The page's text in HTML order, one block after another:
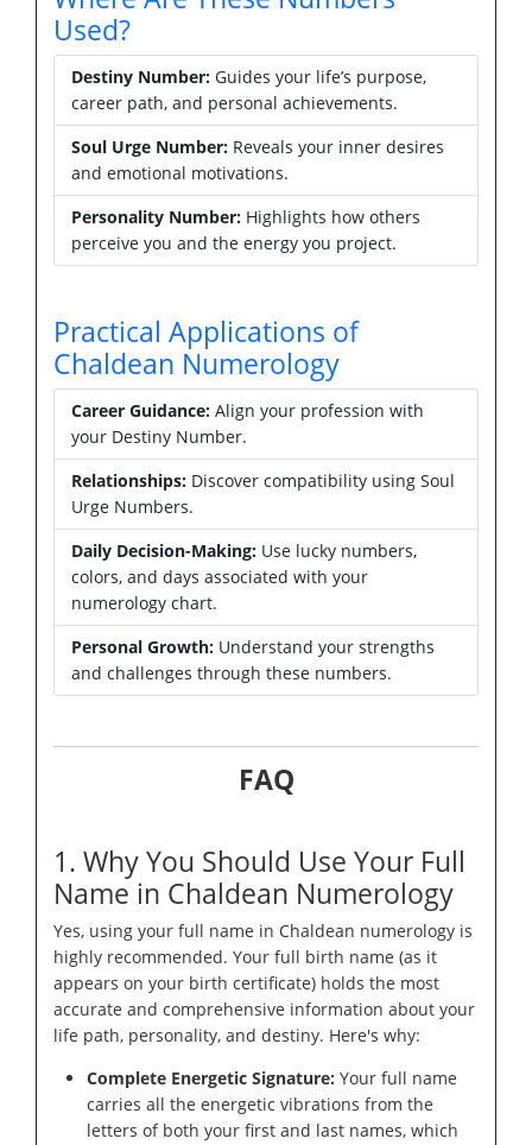
Used?
Destiny Number: Guides your life’s purpose,
career path, and personal achievements.
Soul Urge Number: Reveals your inner desires
and emotional motivations.
Personality Number: Highlights how others
perceive you and the energy you project.
Practical Applications of
Chaldean Numerology
Career Guidance: Align your profession with
your Destiny Number.
Relationships: Discover compatibility using Soul
Urge Numbers.
Daily Decision-Making: Use lucky numbers,
colors, and days associated with your
numerology chart.
Personal Growth: Understand your strengths
and challenges through these numbers.
FAQ
1. Why You Should Use Your Full
Name in Chaldean Numerology
Yes, using your full name in Chaldean numerology is
highly recommended. Your full birth name (as it
appears on your birth certificate) holds the most
accurate and comprehensive information about your
life path, personality, and destiny. Here's why:
Complete Energetic Signature: Your full name
carries all the energetic vibrations from the
letters of both your first and last names, which